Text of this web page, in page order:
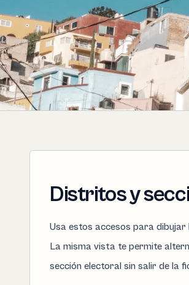
Distritos y
Usa estos accesos para
La misma vista te permite
sección electoral sin salir de la